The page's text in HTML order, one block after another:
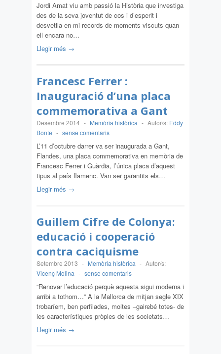
Jordi Amat viu amb passió la Història que investiga
des de la seva joventut de cos i d’esperit i
desvetlla en mi records de moments viscuts quan
ell encara no…
Llegir més →
Francesc Ferrer :
Inauguració d’una placa
commemorativa a Gant
Desembre 2014 - Memòria històrica - Autor/s: Eddy
Bonte - sense comentaris
L’11 d’octubre darrer va ser inaugurada a Gant,
Flandes, una placa commemorativa en memòria de
Francesc Ferrer i Guàrdia, l’única placa d’aquest
tipus al país flamenc. Van ser garantits els…
Llegir més →
Guillem Cifre de Colonya:
educació i cooperació
contra caciquisme
Setembre 2013 - Memòria històrica - Autor/s:
Vicenç Molina - sense comentaris
“Renovar l’educació perquè aquesta sigui moderna i
arribi a tothom…” A la Mallorca de mitjan segle XIX
trobaríem, ben perfilades, moltes –gairebé totes- de
les característiques pròpies de les societats…
Llegir més →